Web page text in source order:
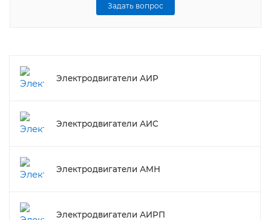
Задать вопрос
Электродвигатели АИР
Электродвигатели АИС
Электродвигатели АМН
Электродвигатели АИРП